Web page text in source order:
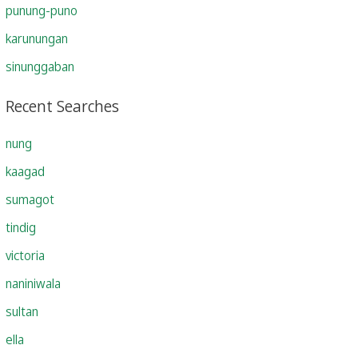
punung-puno
karunungan
sinunggaban
Recent Searches
nung
kaagad
sumagot
tindig
victoria
naniniwala
sultan
ella